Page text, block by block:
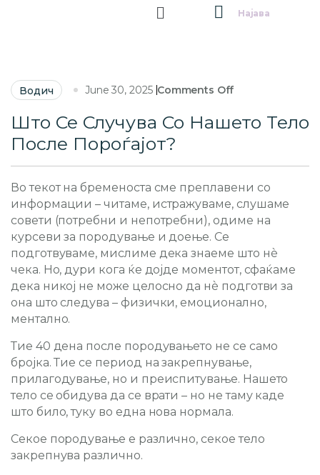
Најава
Водич June 30, 2025 Comments Off
Што Се Случува Со Нашето Тело
После Пороѓајот?
Во текот на бременоста сме преплавени со
информации – читаме, истражуваме, слушаме
совети (потребни и непотребни), одиме на
курсеви за породување и доење. Се
подготвуваме, мислиме дека знаеме што нè
чека. Но, дури кога ќе дојде моментот, сфаќаме
дека никој не може целосно да нè подготви за
она што следува – физички, емоционално,
ментално.
Тие 40 дена после породувањето не се само
бројка. Тие се период на закрепнување,
прилагодување, но и преиспитување. Нашето
тело се обидува да се врати – но не таму каде
што било, туку во една нова нормала.
Секое породување е различно, секое тело
закрепнува различно.